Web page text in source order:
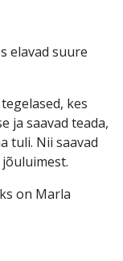
elavad suure
kes
ja saavad teada,
tuli. Nii saavad
on Marla